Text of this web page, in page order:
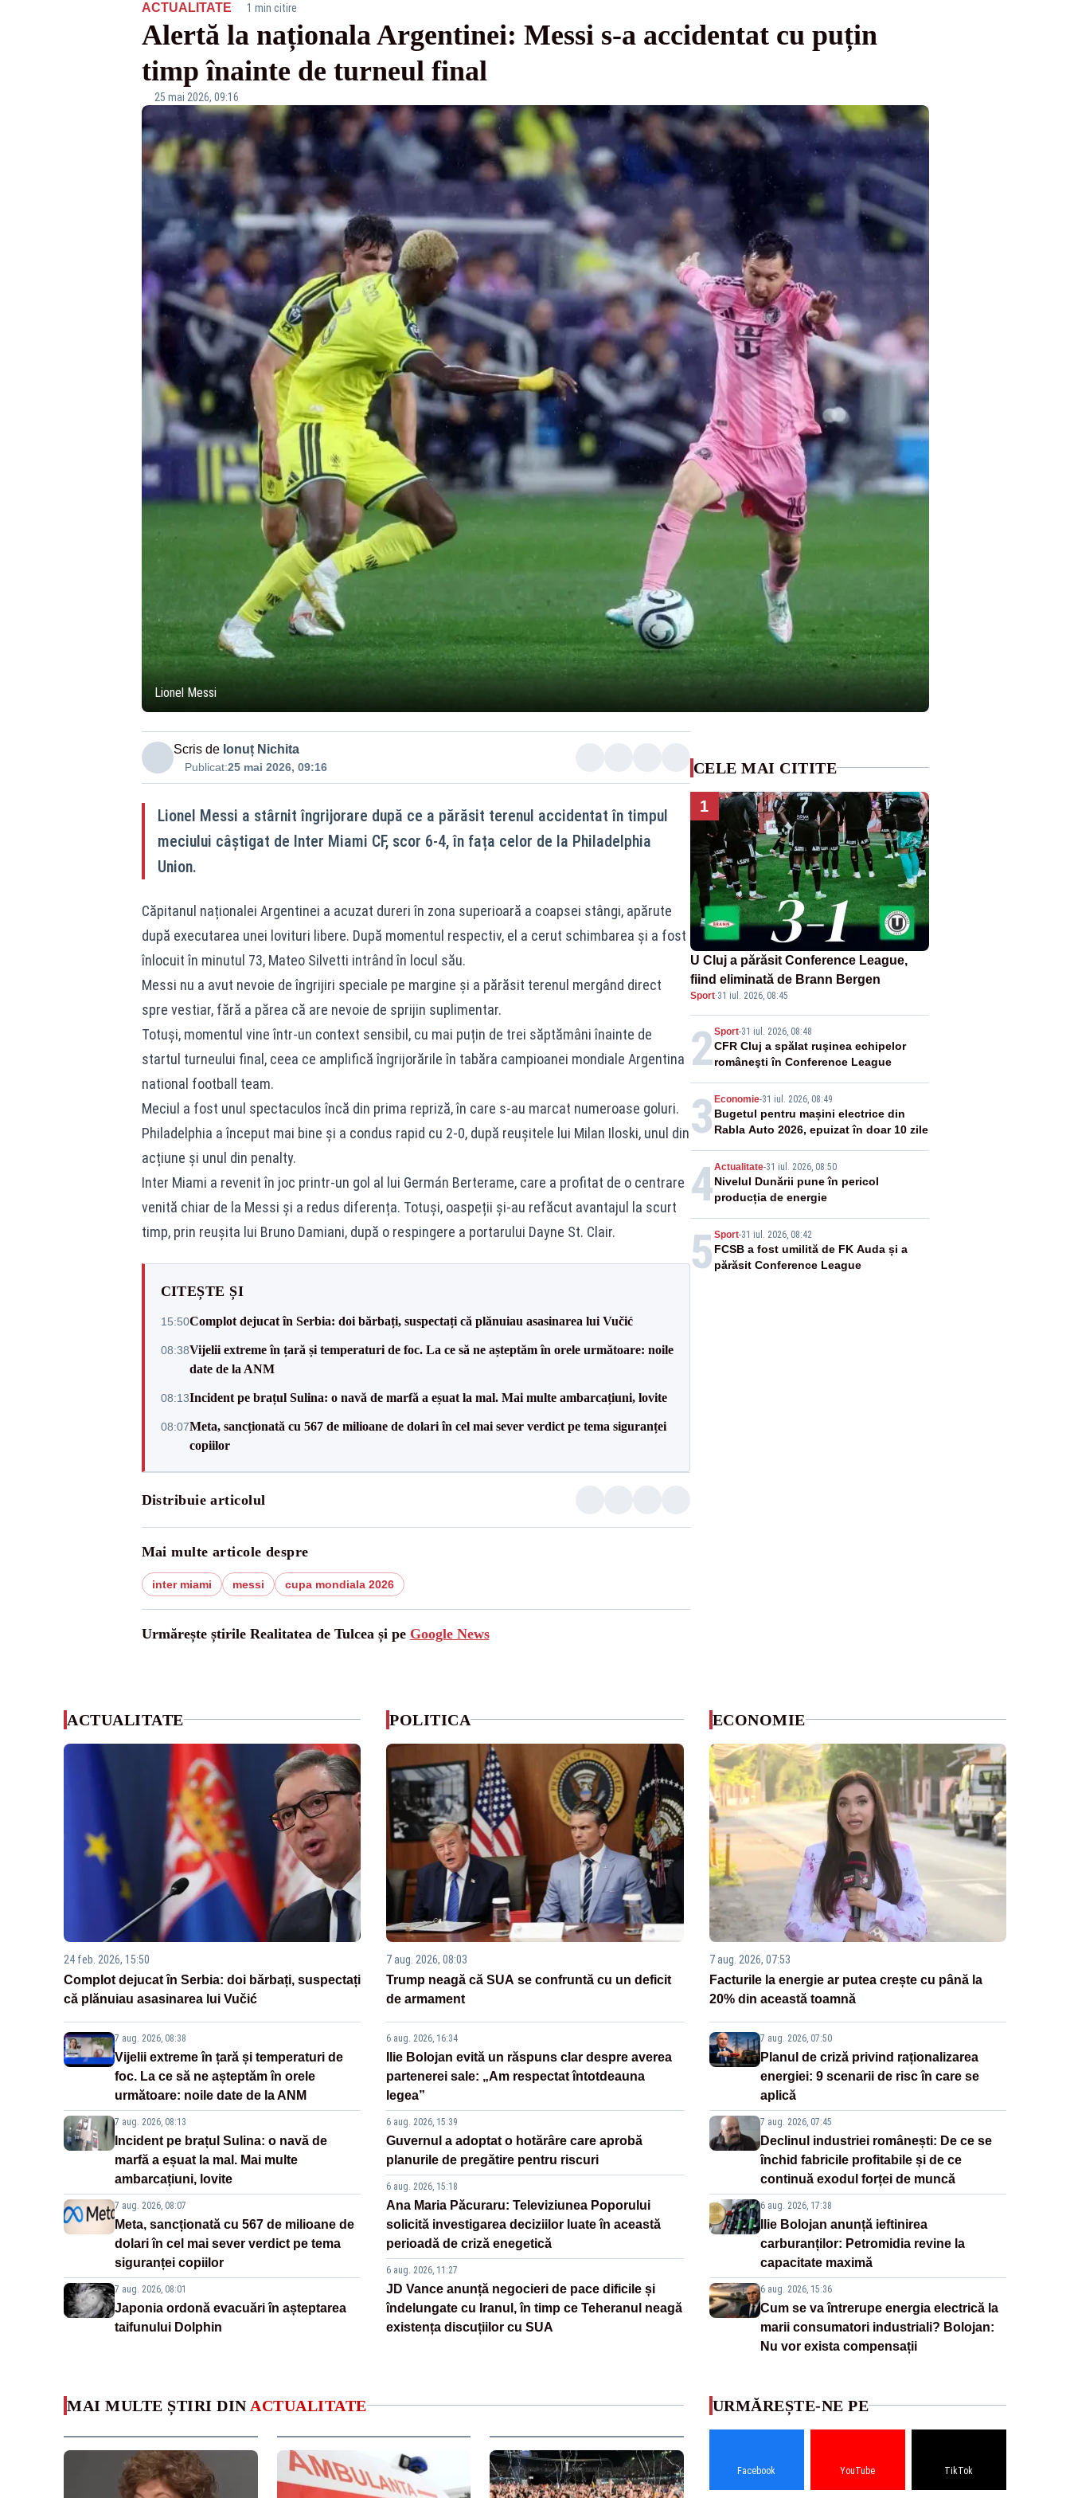
ACTUALITATE· 1 min citire
Alertă la naționala Argentinei: Messi s-a accidentat cu puțin
timp înainte de turneul final
25 mai 2026, 09:16
Lionel Messi
Scris de Ionuț Nichita
Publicat:25 mai 2026, 09:16
Lionel Messi a stârnit îngrijorare după ce a părăsit terenul accidentat în timpul
meciului câștigat de Inter Miami CF, scor 6-4, în fața celor de la Philadelphia
Union.
Căpitanul naționalei Argentinei a acuzat dureri în zona superioară a coapsei stângi, apărute
după executarea unei lovituri libere. După momentul respectiv, el a cerut schimbarea și a fost
înlocuit în minutul 73, Mateo Silvetti intrând în locul său.
Messi nu a avut nevoie de îngrijiri speciale pe margine și a părăsit terenul mergând direct
spre vestiar, fără a părea că are nevoie de sprijin suplimentar.
Totuși, momentul vine într-un context sensibil, cu mai puțin de trei săptămâni înainte de
startul turneului final, ceea ce amplifică îngrijorările în tabăra campioanei mondiale Argentina
national football team.
Meciul a fost unul spectaculos încă din prima repriză, în care s-au marcat numeroase goluri.
Philadelphia a început mai bine și a condus rapid cu 2-0, după reușitele lui Milan Iloski, unul din
acțiune și unul din penalty.
Inter Miami a revenit în joc printr-un gol al lui Germán Berterame, care a profitat de o centrare
venită chiar de la Messi și a redus diferența. Totuși, oaspeții și-au refăcut avantajul la scurt
timp, prin reușita lui Bruno Damiani, după o respingere a portarului Dayne St. Clair.
CITEȘTE ȘI
15:50Complot dejucat în Serbia: doi bărbați, suspectați că plănuiau asasinarea lui Vučić
08:38Vijelii extreme în țară și temperaturi de foc. La ce să ne așteptăm în orele următoare: noile
date de la ANM
08:13Incident pe brațul Sulina: o navă de marfă a eșuat la mal. Mai multe ambarcațiuni, lovite
08:07Meta, sancționată cu 567 de milioane de dolari în cel mai sever verdict pe tema siguranței
copiilor
Distribuie articolul
Mai multe articole despre
inter miami messi cupa mondiala 2026
Urmărește știrile Realitatea de Tulcea și pe Google News
CELE MAI CITITE
1
U Cluj a părăsit Conference League,
fiind eliminată de Brann Bergen
Sport·31 iul. 2026, 08:45
2Sport-31 iul. 2026, 08:48
CFR Cluj a spălat ruşinea echipelor
româneşti în Conference League
3 Economie-31 iul. 2026, 08:49
Bugetul pentru mașini electrice din
Rabla Auto 2026, epuizat în doar 10 zile
4Actualitate-31 iul. 2026, 08:50
Nivelul Dunării pune în pericol
producția de energie
5 Sport-31 iul. 2026, 08:42
FCSB a fost umilită de FK Auda și a
părăsit Conference League
ACTUALITATE
24 feb. 2026, 15:50
Complot dejucat în Serbia: doi bărbați, suspectați
că plănuiau asasinarea lui Vučić
7 aug. 2026, 08:38
Vijelii extreme în țară și temperaturi de
foc. La ce să ne așteptăm în orele
următoare: noile date de la ANM
7 aug. 2026, 08:13
Incident pe brațul Sulina: o navă de
marfă a eșuat la mal. Mai multe
ambarcațiuni, lovite
7 aug. 2026, 08:07
Meta, sancționată cu 567 de milioane de
dolari în cel mai sever verdict pe tema
siguranței copiilor
7 aug. 2026, 08:01
Japonia ordonă evacuări în așteptarea
taifunului Dolphin
POLITICA
7 aug. 2026, 08:03
Trump neagă că SUA se confruntă cu un deficit
de armament
6 aug. 2026, 16:34
Ilie Bolojan evită un răspuns clar despre averea
partenerei sale: „Am respectat întotdeauna
legea”
6 aug. 2026, 15:39
Guvernul a adoptat o hotărâre care aprobă
planurile de pregătire pentru riscuri
6 aug. 2026, 15:18
Ana Maria Păcuraru: Televiziunea Poporului
solicită investigarea deciziilor luate în această
perioadă de criză enegetică
6 aug. 2026, 11:27
JD Vance anunță negocieri de pace dificile și
îndelungate cu Iranul, în timp ce Teheranul neagă
existența discuțiilor cu SUA
ECONOMIE
7 aug. 2026, 07:53
Facturile la energie ar putea crește cu până la
20% din această toamnă
7 aug. 2026, 07:50
Planul de criză privind raționalizarea
energiei: 9 scenarii de risc în care se
aplică
7 aug. 2026, 07:45
Declinul industriei românești: De ce se
închid fabricile profitabile și de ce
continuă exodul forței de muncă
6 aug. 2026, 17:38
Ilie Bolojan anunță ieftinirea
carburanților: Petromidia revine la
capacitate maximă
6 aug. 2026, 15:36
Cum se va întrerupe energia electrică la
marii consumatori industriali? Bolojan:
Nu vor exista compensații
MAI MULTE ȘTIRI DIN ACTUALITATE URMĂREȘTE-NE PE
Facebook YouTube TikTok